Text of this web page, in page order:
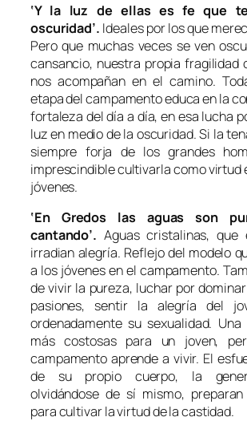
‘Y la luz de ellas es fe que
oscuridad’. Ideales por los que
Pero que muchas veces se ven
cansancio, nuestra propia fragilidad
nos acompañan en el camino.
etapa del campamento educa en la
fortaleza del día a día, en esa lucha
luz en medio de la oscuridad. Si la
siempre forja de los grandes
imprescindible cultivarla como virtud
jóvenes.
‘En Gredos las aguas son
cantando’. Aguas cristalinas, que
irradian alegría. Reflejo del modelo
a los jóvenes en el campamento.
de vivir la pureza, luchar por
pasiones, sentir la alegría del
ordenadamente su sexualidad.
más costosas para un joven,
campamento aprende a vivir. El
de su propio cuerpo, la
olvidándose de sí mismo,
para cultivar la virtud de la castidad.